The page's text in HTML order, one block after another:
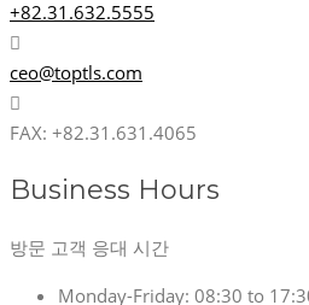
+82.31.632.5555
ceo@toptls.com
FAX: +82.31.631.4065
Business Hours
방문 고객 응대 시간
Monday-Friday: 08:30 to